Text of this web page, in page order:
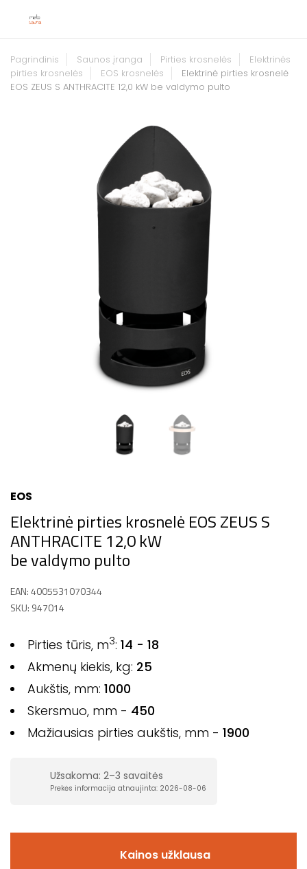
Pagrindinis Saunos įranga Pirties krosnelės
Elektrinės
pirties krosnelės
EOS krosnelės
Elektrinė pirties krosnelė
EOS ZEUS S ANTHRACITE 12,0 kW be valdymo pulto
EOS
Elektrinė pirties krosnelė EOS ZEUS S
ANTHRACITE 12,0 kW
be valdymo pulto
EAN: 4005531070344
SKU: 947014
Pirties tūris, m3: 14 - 18
Akmenų kiekis, kg: 25
Aukštis, mm: 1000
Skersmuo, mm - 450
Mažiausias pirties aukštis, mm - 1900
Užsakoma: 2–3 savaitės
Prekės informacija atnaujinta: 2026-08-06
Kainos užklausa